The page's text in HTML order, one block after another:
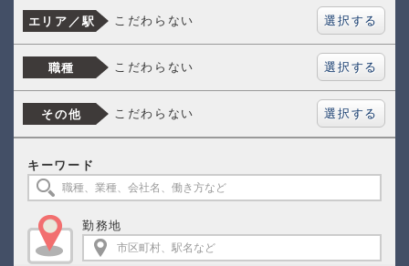
エリア／駅 こだわらない 選択する
職種 こだわらない 選択する
その他 こだわらない 選択する
キーワード
勤務地